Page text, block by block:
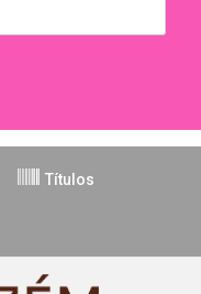
Títulos